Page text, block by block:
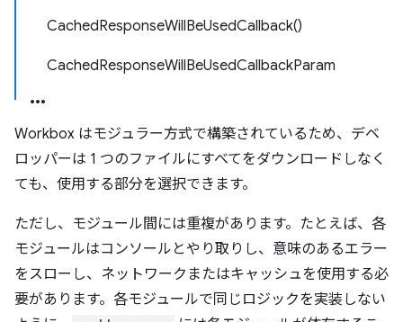
CachedResponseWillBeUsedCallback()
CachedResponseWillBeUsedCallbackParam
Workbox はモジュラー方式で構築されているため、デベ
ロッパーは 1 つのファイルにすべてをダウンロードしなく
ても、使用する部分を選択できます。
ただし、モジュール間には重複があります。たとえば、各
モジュールはコンソールとやり取りし、意味のあるエラー
をスローし、ネットワークまたはキャッシュを使用する必
要があります。各モジュールで同じロジックを実装しない